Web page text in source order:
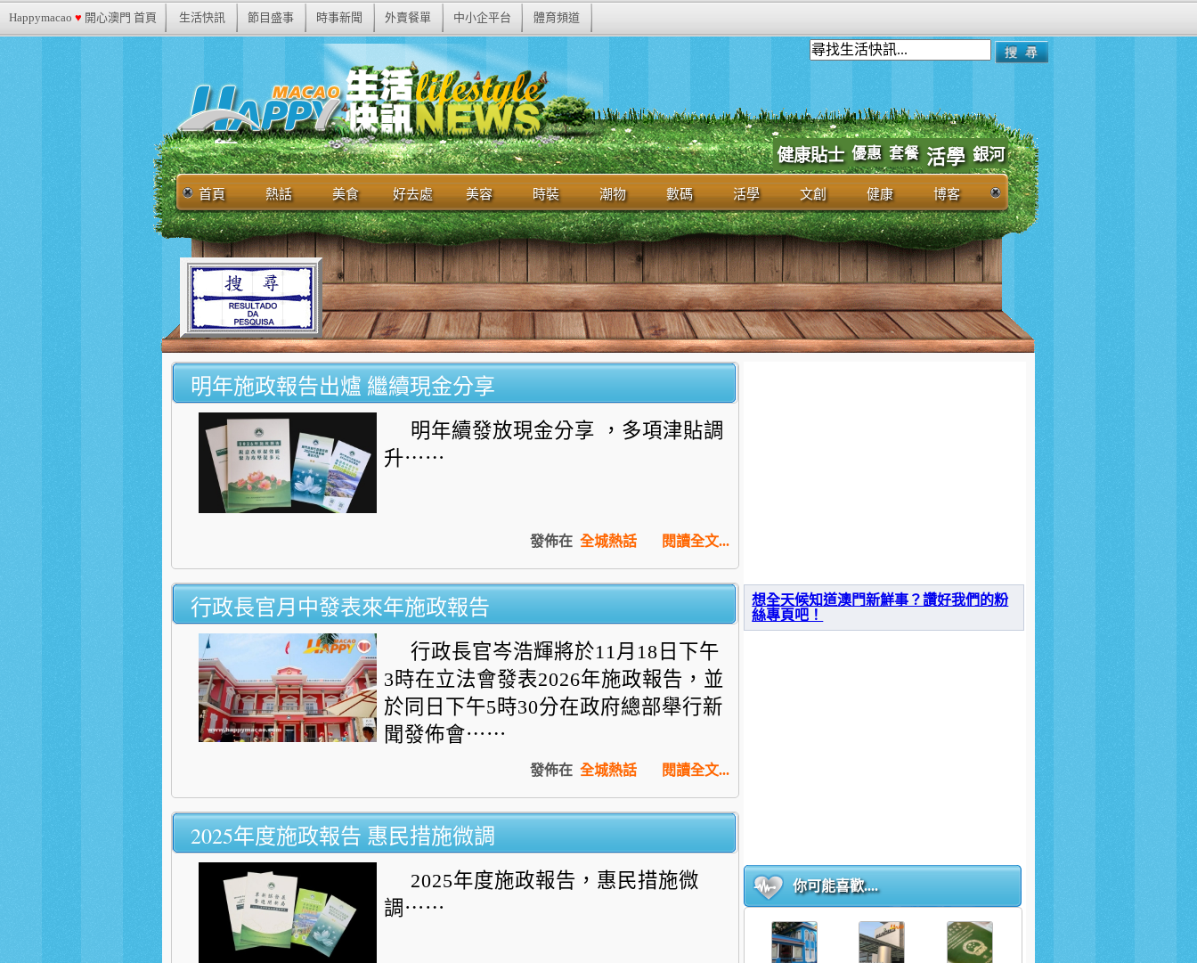
Happymacao ♥ 開心澳門 首頁 生活快訊 節目盛事 時事新聞 外賣餐單 中小企平台 體育頻道
健康貼士 優惠 套餐 活學 銀河
首頁 熱話 美食 好去處 美容 時裝 潮物 數碼 活學 文創 健康 博客
明年施政報告出爐 繼續現金分享
明年續發放現金分享 ，多項津貼調
升⋯⋯
閱讀全文...
發佈在 全城熱話
行政長官月中發表來年施政報告
行政長官岑浩輝將於11月18日下午
3時在立法會發表2026年施政報告，並
於同日下午5時30分在政府總部舉行新
聞發佈會⋯⋯
閱讀全文...
發佈在 全城熱話
2025年度施政報告 惠民措施微調
2025年度施政報告，惠民措施微
調⋯⋯
想全天候知道澳門新鮮事？讚好我們的粉
絲專頁吧！
你可能喜歡....